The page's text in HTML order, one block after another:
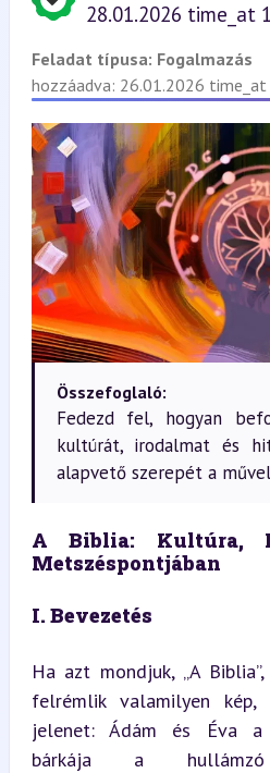
28.01.2026 time_at
Feladat típusa: Fogalmazás
hozzáadva: 26.01.2026
Összefoglaló:
Fedezd fel, hogyan
kultúrát, irodalmat és
alapvető szerepét a
A Biblia: Kultúra,
Metszéspontjában
I. Bevezetés
Ha azt mondjuk, „A
felrémlik valamilyen
jelenet: Ádám és Éva a
bárkája a